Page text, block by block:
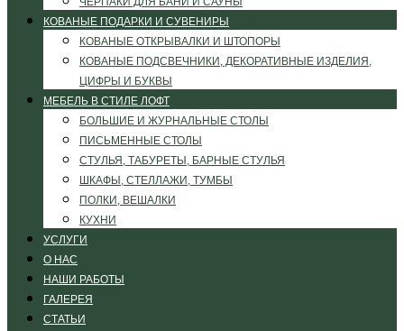
КОВАНЫЕ ПОДАРКИ И СУВЕНИРЫ
КОВАНЫЕ ОТКРЫВАЛКИ И ШТОПОРЫ
КОВАНЫЕ ПОДСВЕЧНИКИ, ДЕКОРАТИВНЫЕ ИЗДЕЛИЯ,
ЦИФРЫ И БУКВЫ
МЕБЕЛЬ В СТИЛЕ ЛОФТ
БОЛЬШИЕ И ЖУРНАЛЬНЫЕ СТОЛЫ
ПИСЬМЕННЫЕ СТОЛЫ
СТУЛЬЯ, ТАБУРЕТЫ, БАРНЫЕ СТУЛЬЯ
ШКАФЫ, СТЕЛЛАЖИ, ТУМБЫ
ПОЛКИ, ВЕШАЛКИ
КУХНИ
УСЛУГИ
О НАС
НАШИ РАБОТЫ
ГАЛЕРЕЯ
СТАТЬИ